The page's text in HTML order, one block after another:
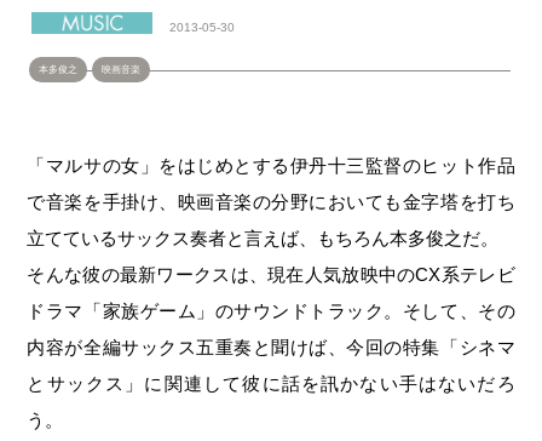
2013-05-30
本多俊之 映画音楽
「マルサの女」をはじめとする伊丹十三監督のヒット作品
で音楽を手掛け、映画音楽の分野においても金字塔を打ち
立てているサックス奏者と言えば、もちろん本多俊之だ。
そんな彼の最新ワークスは、現在人気放映中のCX系テレビ
ドラマ「家族ゲーム」のサウンドトラック。そして、その
内容が全編サックス五重奏と聞けば、今回の特集「シネマ
とサックス」に関連して彼に話を訊かない手はないだろ
う。